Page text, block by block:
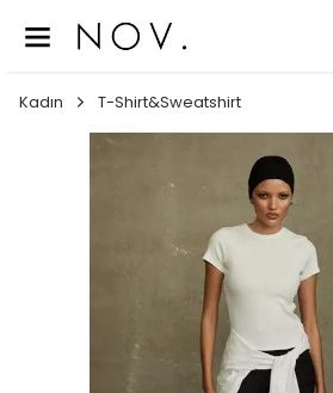
Kadın T-Shirt&Sweatshirt